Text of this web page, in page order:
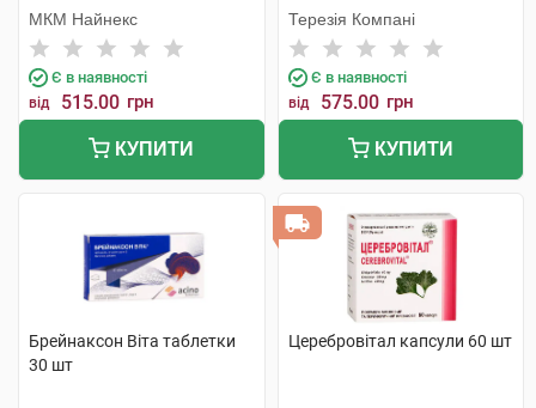
МКМ Найнекс
Є в наявності
від 515.00 грн
КУПИТИ
Терезія Компані
Є в наявності
від 575.00 грн
КУПИТИ
Брейнаксон Віта таблетки
30 шт
Церебровітал капсули 60 шт